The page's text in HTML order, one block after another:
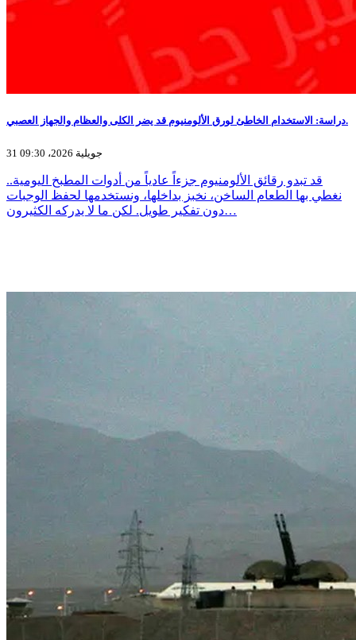
دراسة: الاستخدام الخاطئ لورق الألومنيوم قد يضر الكلى والعظام والجهاز العصبي.
31 جويلية 2026، 09:30
قد تبدو رقائق الألومنيوم جزءاً عادياً من أدوات المطبخ اليومية..
نغطي بها الطعام الساخن، نخبز بداخلها، ونستخدمها لحفظ الوجبات
دون تفكير طويل. لكن ما لا يدركه الكثيرون…